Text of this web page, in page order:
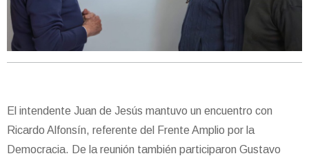
El intendente Juan de Jesús mantuvo un encuentro con
Ricardo Alfonsín, referente del Frente Amplio por la
Democracia. De la reunión también participaron Gustavo